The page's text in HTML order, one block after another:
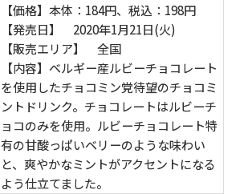
【価格】本体：184円、税込：198円
【発売日】 2020年1月21日(火)
【販売エリア】 全国
【内容】ベルギー産ルビーチョコレート
を使用したチョコミン党待望のチョコミ
ントドリンク。チョコレートはルビーチ
ョコのみを使用。ルビーチョコレート特
有の甘酸っぱいベリーのような味わい
と、爽やかなミントがアクセントになる
よう仕立てました。